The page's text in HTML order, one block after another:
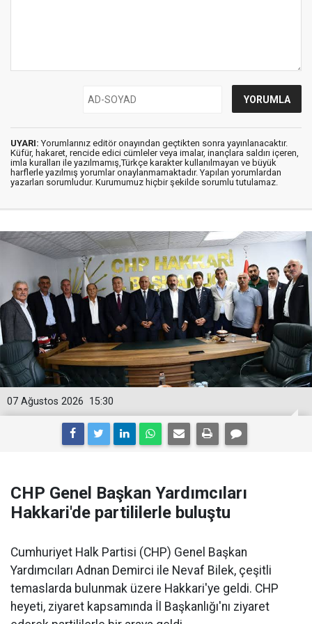
UYARI: Yorumlarınız editör onayından geçtikten sonra yayınlanacaktır.
Küfür, hakaret, rencide edici cümleler veya imalar, inançlara saldırı içeren,
imla kuralları ile yazılmamış,Türkçe karakter kullanılmayan ve büyük
harflerle yazılmış yorumlar onaylanmamaktadır. Yapılan yorumlardan
yazarları sorumludur. Kurumumuz hiçbir şekilde sorumlu tutulamaz.
15:30
07 Ağustos 2026
CHP Genel Başkan Yardımcıları
Hakkari'de partililerle buluştu
Cumhuriyet Halk Partisi (CHP) Genel Başkan
Yardımcıları Adnan Demirci ile Nevaf Bilek, çeşitli
temaslarda bulunmak üzere Hakkari'ye geldi. CHP
heyeti, ziyaret kapsamında İl Başkanlığı'nı ziyaret